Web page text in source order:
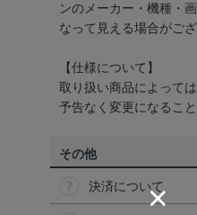
ンのメーカー・機種・
なって見える場合がご
【仕様について】
取り扱い商品によって
予告なく変更になること
その他
決済について